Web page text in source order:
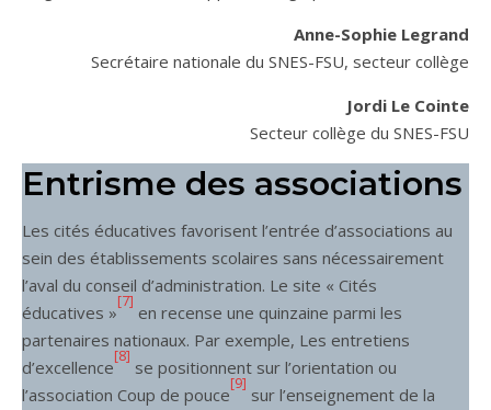
Anne-Sophie Legrand
Secrétaire nationale du SNES-FSU, secteur collège
Jordi Le Cointe
Secteur collège du SNES-FSU
Entrisme des associations
Les cités éducatives favorisent l’entrée d’associations au
sein des établissements scolaires sans nécessairement
l’aval du conseil d’administration. Le site « Cités
éducatives »
[7]
en recense une quinzaine parmi les
partenaires nationaux. Par exemple, Les entretiens
d’excellence
[8]
se positionnent sur l’orientation ou
l’association Coup de pouce
[9]
sur l’enseignement de la